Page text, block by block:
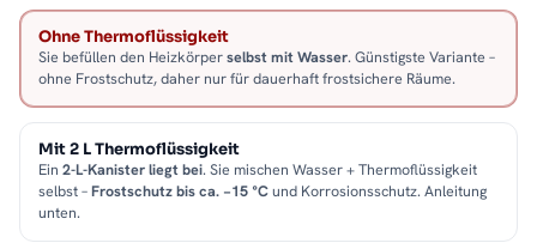
Ohne Thermoflüssigkeit
Sie befüllen den Heizkörperselbst mit Wasser. Günstigste Variante –
ohne Frostschutz, daher nur für dauerhaft frostsichere Räume.
Mit 2 L Thermoflüssigkeit
Ein 2-L-Kanister liegt bei. Sie mischen Wasser + Thermoflüssigkeit
selbst –Frostschutz bis ca. −15 °Cund Korrosionsschutz. Anleitung
unten.